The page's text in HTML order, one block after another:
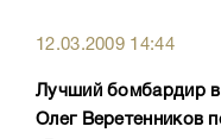
12.03.2009 14:44
Лучший бомбардир в
Олег Веретенников